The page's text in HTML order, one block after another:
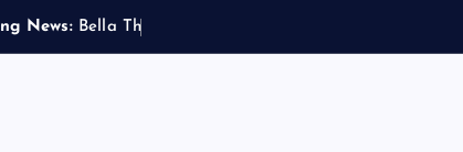
News: Be a T h